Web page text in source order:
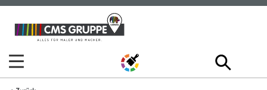
Zum
Inhalt
Zum
Navigationsmenü